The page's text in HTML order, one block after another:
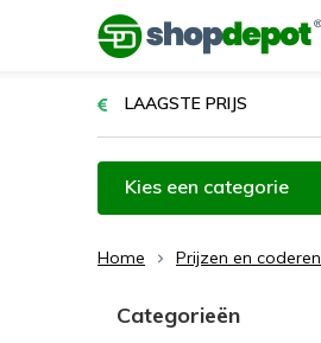
LAAGSTE PRIJS
Kies een categorie
Home Prijzen en coderen
Categorieën